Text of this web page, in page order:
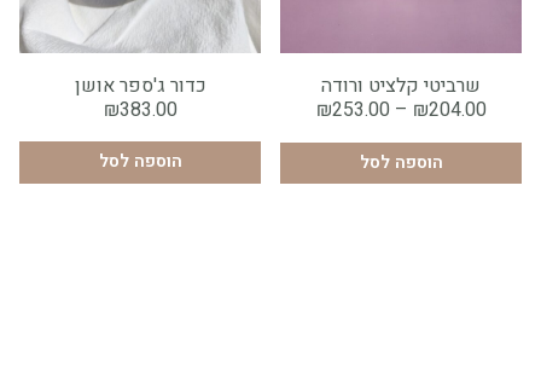
שרביטי קלציט ורודה
₪204.00
–
₪253.00
עד
גודל: ×
2
3
הוספה לסל
הוספה לסל
כדור ג'ספר אושן
₪383.00
הוספה לסל